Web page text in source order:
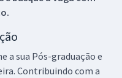
a sua Pós-graduação e
Contribuindo com a